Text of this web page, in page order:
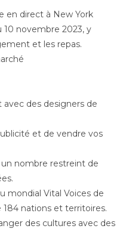
en direct à New York
10 novembre 2023, y
et les repas.
avec des designers de
et de vendre vos
nombre restreint de
mondial Vital Voices de
nations et territoires.
des cultures avec des